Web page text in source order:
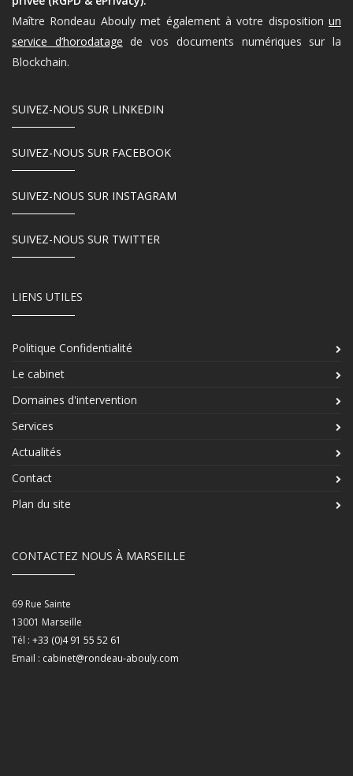
Maître Rondeau Abouly met également à votre disposition un
service d’horodatage de vos documents numériques sur la
Blockchain.
SUIVEZ-NOUS SUR LINKEDIN
SUIVEZ-NOUS SUR FACEBOOK
SUIVEZ-NOUS SUR INSTAGRAM
SUIVEZ-NOUS SUR TWITTER
LIENS UTILES
Politique Confidentialité
Le cabinet
Domaines d'intervention
Services
Actualités
Contact
Plan du site
CONTACTEZ NOUS À MARSEILLE
69 Rue Sainte
13001 Marseille
Tél : +33 (0)4 91 55 52 61
Email : cabinet@rondeau-abouly.com